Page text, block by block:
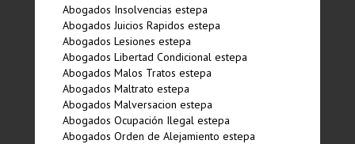
Abogados Insolvencias estepa
Abogados Juicios Rapidos estepa
Abogados Lesiones estepa
Abogados Libertad Condicional estepa
Abogados Malos Tratos estepa
Abogados Maltrato estepa
Abogados Malversacion estepa
Abogados Ocupación Ilegal estepa
Abogados Orden de Alejamiento estepa